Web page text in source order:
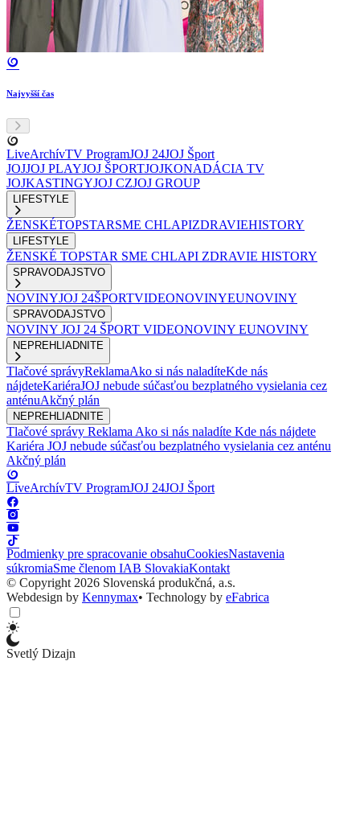
Najvyšší čas
LiveArchívTV ProgramJOJ 24JOJ Šport
JOJJOJ PLAYJOJ ŠPORTJOJKONADÁCIA TV
JOJKASTINGYJOJ CZJOJ GROUP
LIFESTYLE
ŽENSKÉTOPSTARSME CHLAPIZDRAVIEHISTORY
LIFESTYLE
ŽENSKÉ TOPSTAR SME CHLAPI ZDRAVIE HISTORY
SPRAVODAJSTVO
NOVINYJOJ 24ŠPORTVIDEONOVINYEUNOVINY
SPRAVODAJSTVO
NOVINY JOJ 24 ŠPORT VIDEONOVINY EUNOVINY
NEPREHLIADNITE
Tlačové správyReklamaAko si nás naladíteKde nás
nájdeteKariéraJOJ nebude súčasťou bezplatného vysielania cez
anténuAkčný plán
NEPREHLIADNITE
Tlačové správy Reklama Ako si nás naladíte Kde nás nájdete
Kariéra JOJ nebude súčasťou bezplatného vysielania cez anténu
Akčný plán
LiveArchívTV ProgramJOJ 24JOJ Šport
Podmienky pre spracovanie obsahuCookiesNastavenia
súkromiaSme členom IAB SlovakiaKontakt
© Copyright 2026 Slovenská produkčná, a.s.
Webdesign by Kennymax• Technology by eFabrica
Svetlý Dizajn